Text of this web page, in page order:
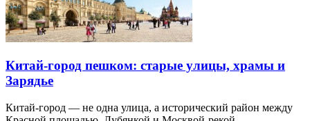
Китай-город пешком: старые улицы, храмы и
Зарядье
Китай-город — не одна улица, а исторический район между